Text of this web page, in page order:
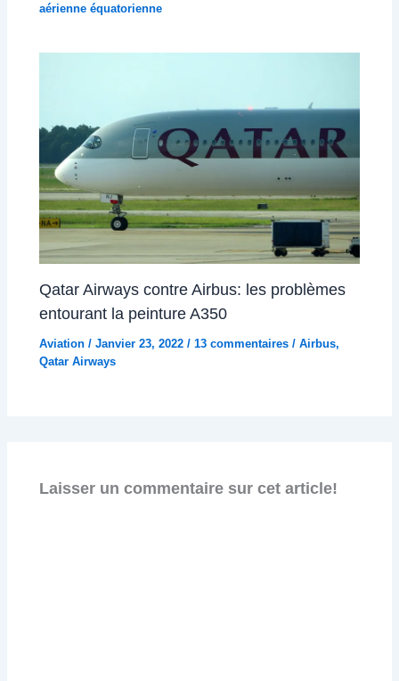
aérienne équatorienne
Qatar Airways contre Airbus: les problèmes
entourant la peinture A350
Aviation /Janvier 23, 2022/13 commentaires /Airbus,
Qatar Airways
Laisser un commentaire sur cet article!